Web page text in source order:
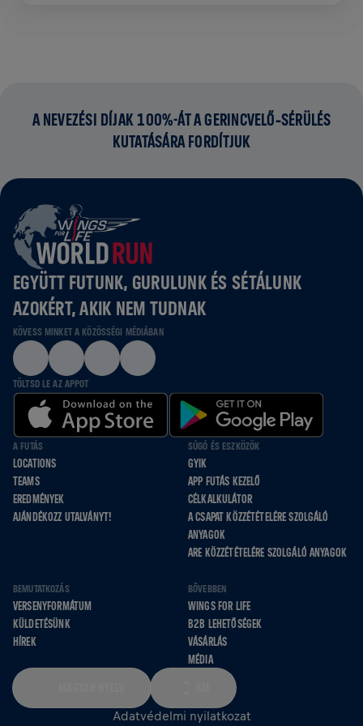
A NEVEZÉSI DÍJAK 100%-ÁT A GERINCVELŐ‑SÉRÜLÉS
KUTATÁSÁRA FORDÍTJUK
EGYÜTT FUTUNK, GURULUNK ÉS SÉTÁLUNK
AZOKÉRT, AKIK NEM TUDNAK
KÖVESS MINKET A KÖZÖSSÉGI MÉDIÁBAN
TÖLTSD LE AZ APPOT
A FUTÁS
LOCATIONS
TEAMS
EREDMÉNYEK
AJÁNDÉKOZZ UTALVÁNYT!
SÚGÓ ÉS ESZKÖZÖK
GYIK
APP FUTÁS KEZELŐ
CÉLKALKULÁTOR
A CSAPAT KÖZZÉTÉTELÉRE SZOLGÁLÓ
ANYAGOK
ARE KÖZZÉTÉTELÉRE SZOLGÁLÓ ANYAGOK
BEMUTATKOZÁS
VERSENYFORMÁTUM
KÜLDETÉSÜNK
HÍREK
BŐVEBBEN
WINGS FOR LIFE
B2B LEHETŐSÉGEK
VÁSÁRLÁS
MÉDIA
Adatvédelmi nyilatkozat